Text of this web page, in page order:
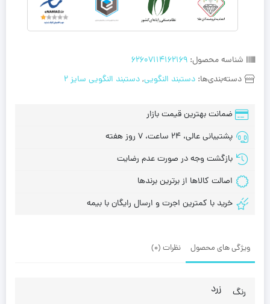
شناسه محصول: 62607114162169
دسته‌بندی‌ها: دستبند النگویی,دستبند النگویی سایز 2
ضمانت بهترین قیمت بازار
پشتیبانی عالی، 24 ساعت، 7 روز هفته
بازگشت وجه در صورت عدم رضایت
اصالت کالاها از برترین برندها
خرید با کمترین اجرت و ارسال رایگان با بیمه
ویژگی های محصول نظرات (0)
رنگ زرد